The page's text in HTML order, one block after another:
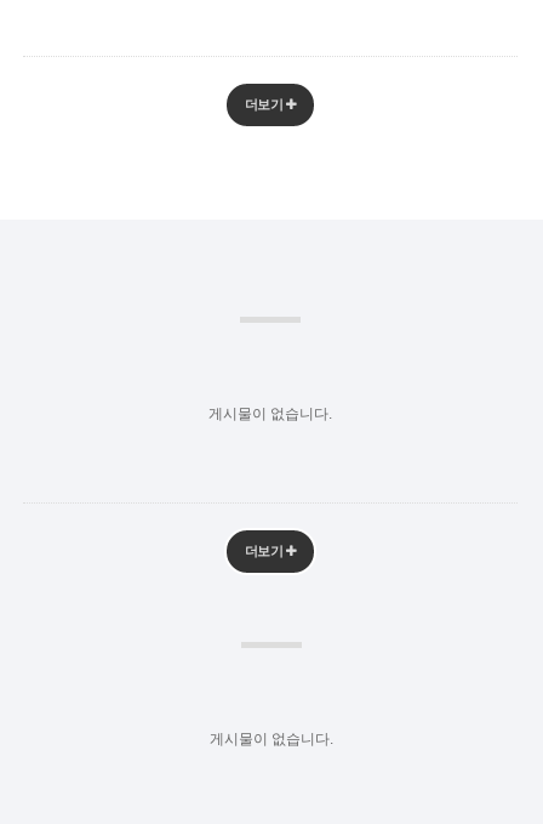
더보기
게시물이 없습니다.
더보기
게시물이 없습니다.